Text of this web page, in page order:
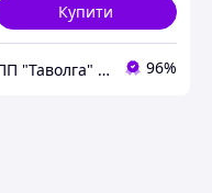
Купити
ПП "Таволга" - магазин запчастин та інструментів 96%